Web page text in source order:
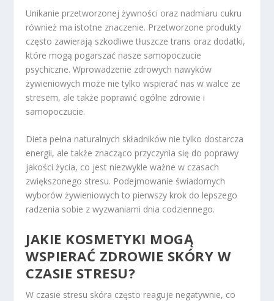
Unikanie przetworzonej żywności oraz nadmiaru cukru
również ma istotne znaczenie. Przetworzone produkty
często zawierają szkodliwe tłuszcze trans oraz dodatki,
które mogą pogarszać nasze samopoczucie
psychiczne. Wprowadzenie zdrowych nawyków
żywieniowych może nie tylko wspierać nas w walce ze
stresem, ale także poprawić ogólne zdrowie i
samopoczucie.
Dieta pełna naturalnych składników nie tylko dostarcza
energii, ale także znacząco przyczynia się do poprawy
jakości życia, co jest niezwykle ważne w czasach
zwiększonego stresu. Podejmowanie świadomych
wyborów żywieniowych to pierwszy krok do lepszego
radzenia sobie z wyzwaniami dnia codziennego.
JAKIE KOSMETYKI MOGĄ
WSPIERAĆ ZDROWIE SKÓRY W
CZASIE STRESU?
W czasie stresu skóra często reaguje negatywnie, co